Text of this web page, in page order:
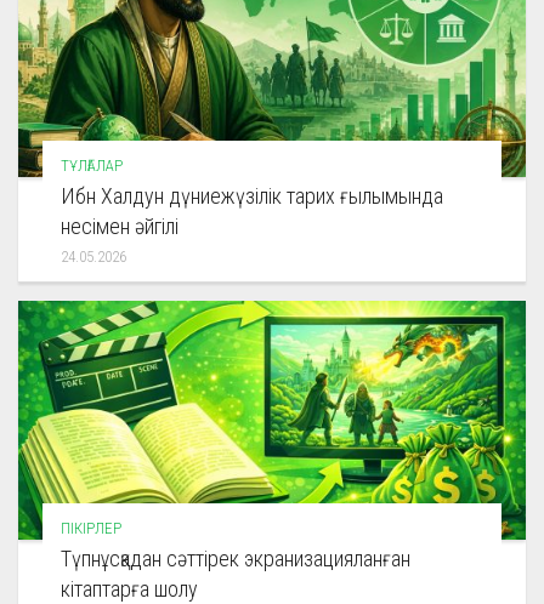
ТҰЛҒАЛАР
Ибн Халдун дүниежүзілік тарих ғылымында
несімен әйгілі
24.05.2026
ПІКІРЛЕР
Түпнұсқадан сәттірек экранизацияланған
кітаптарға шолу